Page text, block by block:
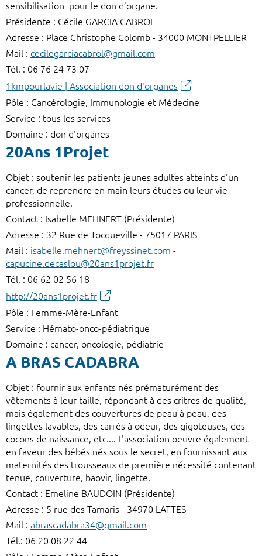
sensibilisation pour le don d’organe.
Présidente : Cécile GARCIA CABROL
Adresse : Place Christophe Colomb - 34000 MONTPELLIER
Mail : cecilegarciacabrol@gmail.com
Tél. : 06 76 24 73 07
1kmpourlavie | Association don d'organes
Pôle : Cancérologie, Immunologie et Médecine
Service : tous les services
Domaine : don d'organes
20Ans 1Projet
Objet : soutenir les patients jeunes adultes atteints d'un
cancer, de reprendre en main leurs études ou leur vie
professionnelle.
Contact : Isabelle MEHNERT (Présidente)
Adresse : 32 Rue de Tocqueville - 75017 PARIS
Mail : isabelle.mehnert@freyssinet.com -
capucine.decaslou@20ans1projet.fr
Tél. : 06 62 02 56 18
http://20ans1projet.fr
Pôle : Femme-Mère-Enfant
Service : Hémato-onco-pédiatrique
Domaine : cancer, oncologie, pédiatrie
A BRAS CADABRA
Objet : fournir aux enfants nés prématurément des
vêtements à leur taille, répondant à des critres de qualité,
mais également des couvertures de peau à peau, des
lingettes lavables, des carrés à odeur, des gigoteuses, des
cocons de naissance, etc.... L'association oeuvre également
en faveur des bébés nés sous le secret, en fournissant aux
maternités des trousseaux de première nécessité contenant
tenue, couverture, baovir, lingette.
Contact : Emeline BAUDOIN (Présidente)
Adresse : 5 rue des Tamaris - 34970 LATTES
Mail : abrascadabra34@gmail.com
Tél.: 06 20 08 22 44